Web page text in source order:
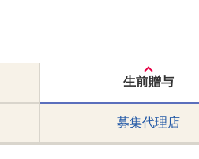
生前贈与
募集代理店